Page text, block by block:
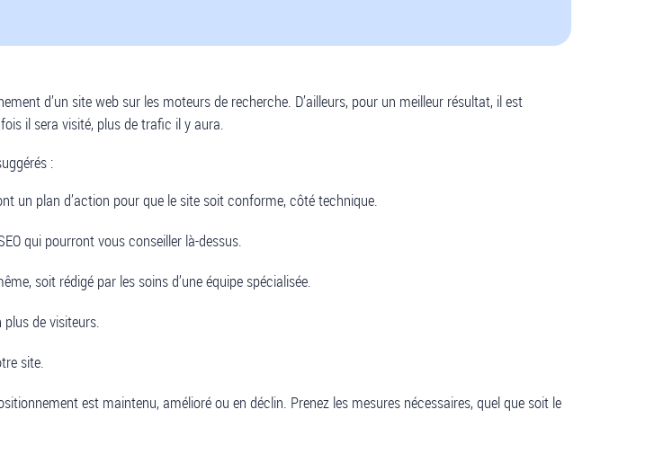
d’un site web sur les moteurs de recherche. D’ailleurs, pour un meilleur résultat, il est
il sera visité, plus de trafic il y aura.
:
un plan d’action pour que le site soit conforme, côté technique.
qui pourront vous conseiller là-dessus.
soit rédigé par les soins d’une équipe spécialisée.
de visiteurs.
site.
est maintenu, amélioré ou en déclin. Prenez les mesures nécessaires, quel que soit le